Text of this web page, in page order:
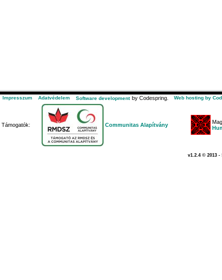
Impresszum Adatvédelem Software development by Codespring. Web hosting by
Támogatók: Communitas Alapítvány
v1.2.4 © 2013